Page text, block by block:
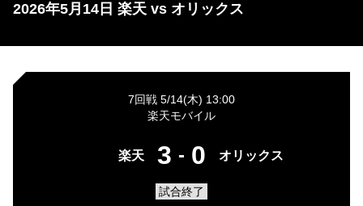
2026年5月14日 楽天 vs オリックス
7回戦 5/14(木) 13:00
楽天モバイル
楽天 3 - 0 オリックス
試合終了